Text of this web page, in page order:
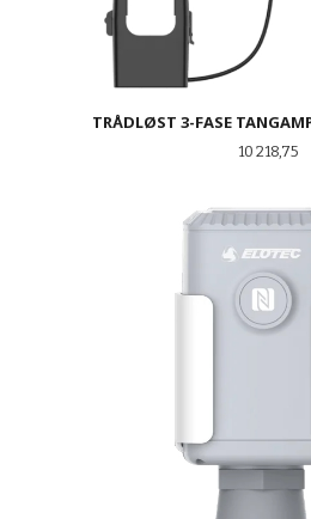
TRÅDLØST 3-FASE
Pris
10 218,75